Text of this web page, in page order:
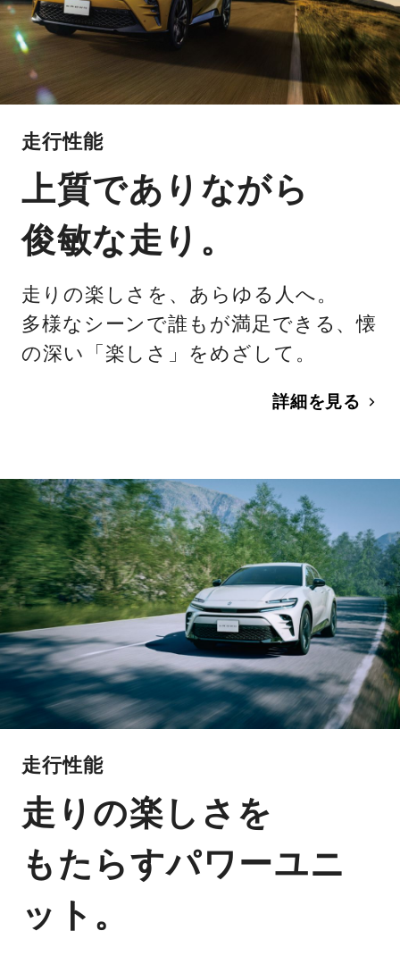
走行性能
上質でありながら
俊敏な走り。
走りの楽しさを、あらゆる人へ。
多様なシーンで誰もが満足できる、懐
の深い「楽しさ」をめざして。
詳細を見る
走行性能
走りの楽しさを
もたらすパワーユニ
ット。